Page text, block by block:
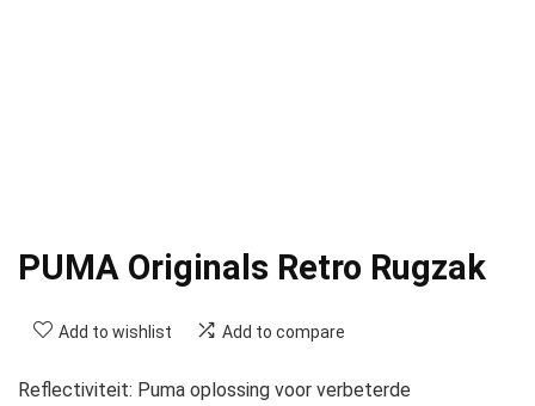
PUMA Originals Retro Rugzak
Add to wishlist Add to compare
Reflectiviteit: Puma oplossing voor verbeterde